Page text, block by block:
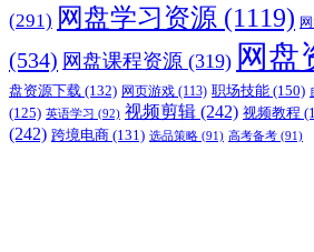
(291) 网盘学习资源 (1119)
(534) 网盘课程资源 (319) 网盘
盘资源下载 (132) 网页游戏 (113) 职场技能 (150)
(125) 英语学习 (92) 视频剪辑 (242) 视频教程
(242) 跨境电商 (131) 选品策略 (91) 高考备考 (91)